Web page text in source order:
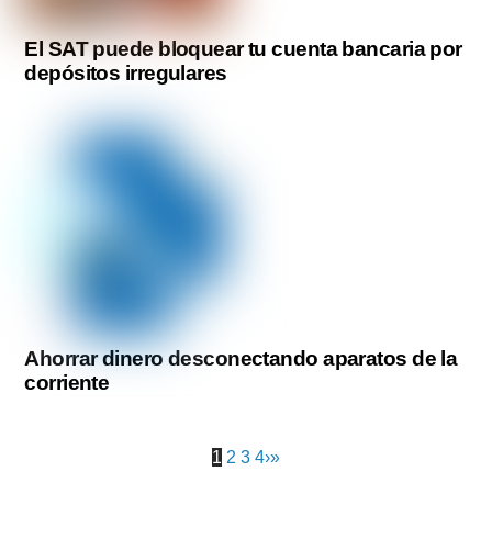
El SAT puede bloquear tu cuenta bancaria por
depósitos irregulares
Ahorrar dinero desconectando aparatos de la
corriente
1 2 3 4›»